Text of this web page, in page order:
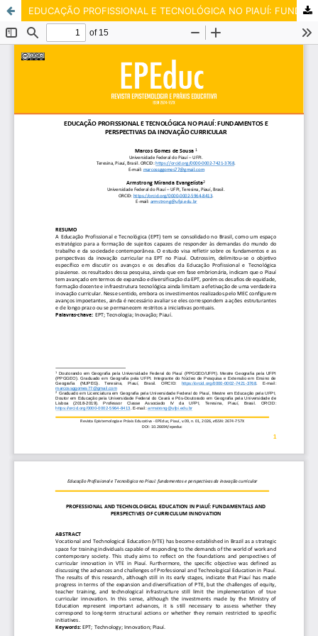
EDUCAÇÃO PROFISSIONAL E TECNOLÓGICA NO PIAUÍ: FUNDAMENTOS E PERSPECTIVAS DA INOVAÇÃO CURRICULAR